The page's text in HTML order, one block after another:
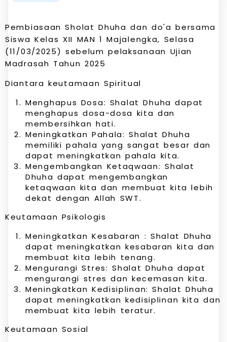
Pembiasaan Sholat Dhuha dan do'a bersama
Siswa Kelas XII MAN 1 Majalengka, Selasa
(11/03/2025) sebelum pelaksanaan Ujian
Madrasah Tahun 2025
Diantara keutamaan Spiritual
Menghapus Dosa: Shalat Dhuha dapat
menghapus dosa-dosa kita dan
membersihkan hati.
Meningkatkan Pahala: Shalat Dhuha
memiliki pahala yang sangat besar dan
dapat meningkatkan pahala kita.
Mengembangkan Ketaqwaan: Shalat
Dhuha dapat mengembangkan
ketaqwaan kita dan membuat kita lebih
dekat dengan Allah SWT.
Keutamaan Psikologis
Meningkatkan Kesabaran : Shalat Dhuha
dapat meningkatkan kesabaran kita dan
membuat kita lebih tenang.
Mengurangi Stres: Shalat Dhuha dapat
mengurangi stres dan kecemasan kita.
Meningkatkan Kedisiplinan: Shalat Dhuha
dapat meningkatkan kedisiplinan kita dan
membuat kita lebih teratur.
Keutamaan Sosial